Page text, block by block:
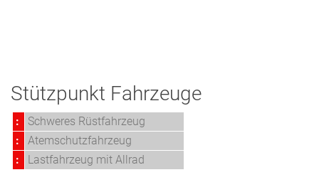
Stützpunkt Fahrzeuge
:
Schweres Rüstfahrzeug
:
Atemschutzfahrzeug
:
Lastfahrzeug mit Allrad